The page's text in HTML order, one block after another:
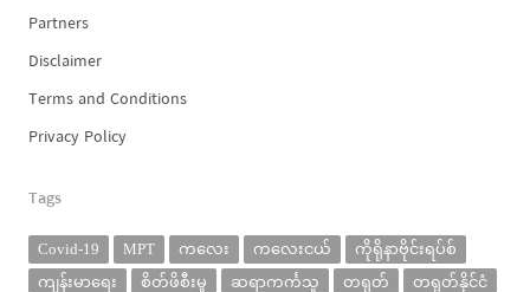
Partners
Disclaimer
Terms and Conditions
Privacy Policy
Tags
Covid-19 MPT ကလေး ကလေးငယ်
ကိုရိုနာဗိုင်းရပ်စ်
ကျန်းမာရေး
စိတ်ဖိစီးမှု ဆရာကင်္ကသူ တရုတ်
တရုတ်နိုင်ငံ